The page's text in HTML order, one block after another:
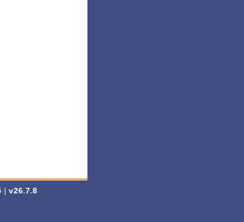
| v26.7.8